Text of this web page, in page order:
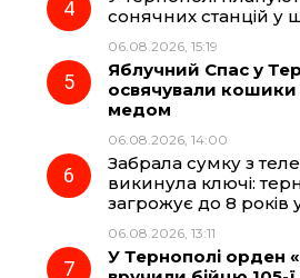
сонячних станцій у
06.08.2026, 15:19
Яблучний Спас у
освячували
медом
06.08.2026, 14:00
Забрала сумку з
викинула ключі:
загрожує до 8 років
06.08.2026, 13:11
У Тернополі орден